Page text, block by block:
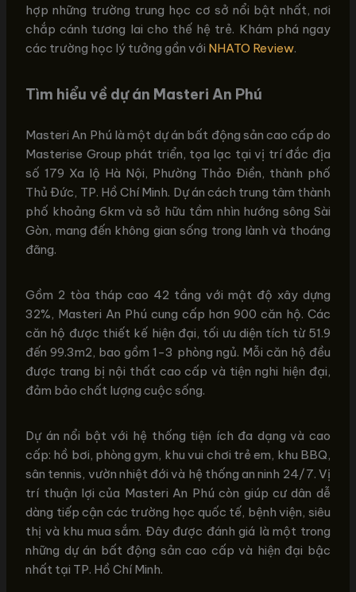
hợp những trường trung học cơ sở nổi bật nhất, nơi
chắp cánh tương lai cho thế hệ trẻ. Khám phá ngay
các trường học lý tưởng gần với NHATO Review.
Tìm hiểu về dự án Masteri An Phú
Masteri An Phú là một dự án bất động sản cao cấp do
Masterise Group phát triển, tọa lạc tại vị trí đắc địa
số 179 Xa lộ Hà Nội, Phường Thảo Điền, thành phố
Thủ Đức, TP. Hồ Chí Minh. Dự án cách trung tâm thành
phố khoảng 6km và sở hữu tầm nhìn hướng sông Sài
Gòn, mang đến không gian sống trong lành và thoáng
đãng.
Gồm 2 tòa tháp cao 42 tầng với mật độ xây dựng
32%, Masteri An Phú cung cấp hơn 900 căn hộ. Các
căn hộ được thiết kế hiện đại, tối ưu diện tích từ 51.9
đến 99.3m2, bao gồm 1-3 phòng ngủ. Mỗi căn hộ đều
được trang bị nội thất cao cấp và tiện nghi hiện đại,
đảm bảo chất lượng cuộc sống.
Dự án nổi bật với hệ thống tiện ích đa dạng và cao
cấp: hồ bơi, phòng gym, khu vui chơi trẻ em, khu BBQ,
sân tennis, vườn nhiệt đới và hệ thống an ninh 24/7. Vị
trí thuận lợi của Masteri An Phú còn giúp cư dân dễ
dàng tiếp cận các trường học quốc tế, bệnh viện, siêu
thị và khu mua sắm. Đây được đánh giá là một trong
những dự án bất động sản cao cấp và hiện đại bậc
nhất tại TP. Hồ Chí Minh.